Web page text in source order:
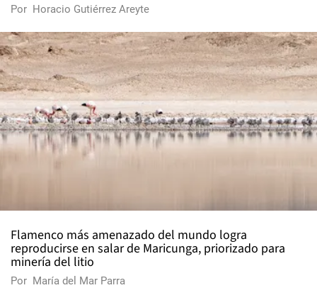
Por Horacio Gutiérrez Areyte
Flamenco más amenazado del mundo logra
reproducirse en salar de Maricunga, priorizado para
minería del litio
Por María del Mar Parra